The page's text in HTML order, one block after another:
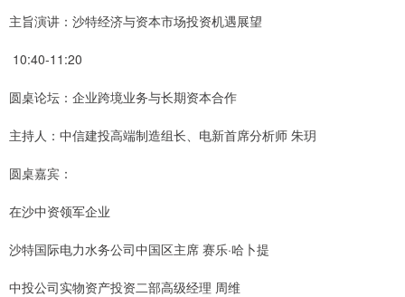
主旨演讲：沙特经济与资本市场投资机遇展望
10:40-11:20
圆桌论坛：企业跨境业务与长期资本合作
主持人：中信建投高端制造组长、电新首席分析师 朱玥
圆桌嘉宾：
在沙中资领军企业
沙特国际电力水务公司中国区主席 赛乐·哈卜提
中投公司实物资产投资二部高级经理 周维